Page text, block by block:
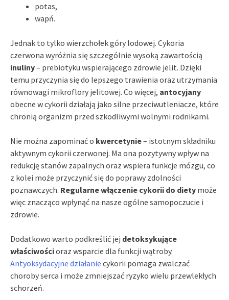
potas,
wapń.
Jednak to tylko wierzchołek góry lodowej. Cykoria
czerwona wyróżnia się szczególnie wysoką zawartością
inuliny– prebiotyku wspierającego zdrowie jelit. Dzięki
temu przyczynia się do lepszego trawienia oraz utrzymania
równowagi mikroflory jelitowej. Co więcej, antocyjany
obecne w cykorii działają jako silne przeciwutleniacze, które
chronią organizm przed szkodliwymi wolnymi rodnikami.
Nie można zapominać o kwercetynie– istotnym składniku
aktywnym cykorii czerwonej. Ma ona pozytywny wpływ na
redukcję stanów zapalnych oraz wspiera funkcje mózgu, co
z kolei może przyczynić się do poprawy zdolności
poznawczych. Regularne włączenie cykorii do diety może
więc znacząco wpłynąć na nasze ogólne samopoczucie i
zdrowie.
Dodatkowo warto podkreślić jej detoksykujące
właściwościoraz wsparcie dla funkcji wątroby.
Antyoksydacyjne działanie cykorii pomaga zwalczać
choroby serca i może zmniejszać ryzyko wielu przewlekłych
schorzeń.